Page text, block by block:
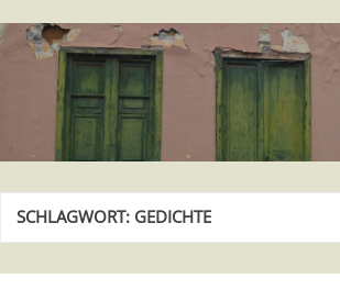
SCHLAGWORT: GEDICHTE